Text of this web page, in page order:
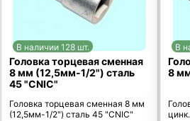
В наличии 128 шт.
Головка торцевая сменная
8 мм (12,5мм-1/2") сталь
45 "CNIC"
Головка торцевая сменная 8 мм
(12,5мм-1/2") сталь 45 "CNIC"
В
8